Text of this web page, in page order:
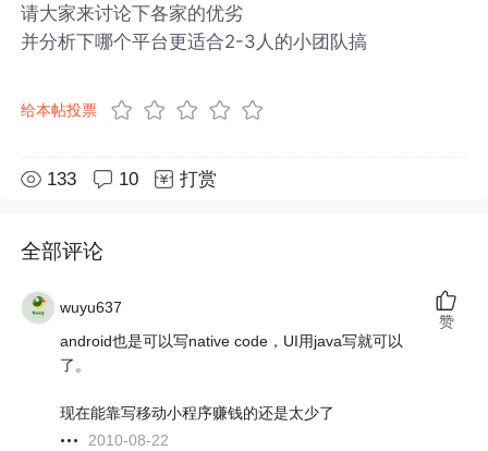
请大家来讨论下各家的优劣
并分析下哪个平台更适合2-3人的小团队搞
给本帖投票
133 10 打赏
全部评论
wuyu637
android也是可以写native code，UI用java写就可以
了。
现在能靠写移动小程序赚钱的还是太少了
2010-08-22
赞